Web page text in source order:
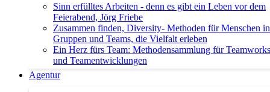
Sinn erfülltes Arbeiten - denn es gibt ein Leben vor dem
Feierabend, Jörg Friebe
Zusammen finden, Diversity- Methoden für Menschen in
Gruppen und Teams, die Vielfalt erleben
Ein Herz fürs Team: Methodensammlung für
und Teamentwicklungen
Agentur